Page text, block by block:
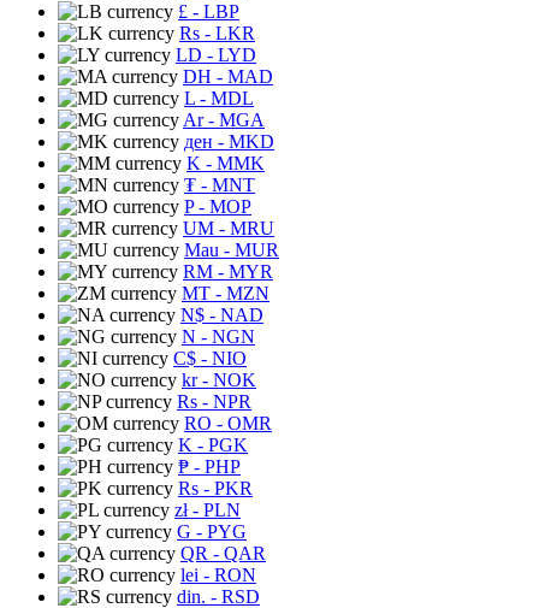
£ - LBP
Rs - LKR
LD - LYD
DH - MAD
L - MDL
Ar- MGA
ден - MKD
K - MMK
₮ - MNT
P- MOP
UM - MRU
Mau - MUR
RM - MYR
MT - MZN
N$ - NAD
N - NGN
C$ - NIO
kr- NOK
Rs - NPR
RO - OMR
K - PGK
₱ - PHP
Rs - PKR
zł- PLN
G - PYG
QR - QAR
lei - RON
din. - RSD